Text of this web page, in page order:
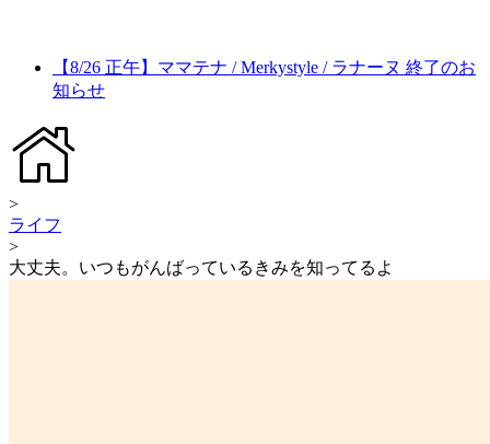
【8/26 正午】ママテナ / Merkystyle / ラナーヌ 終了のお
知らせ
>
ライフ
>
大丈夫。いつもがんばっているきみを知ってるよ